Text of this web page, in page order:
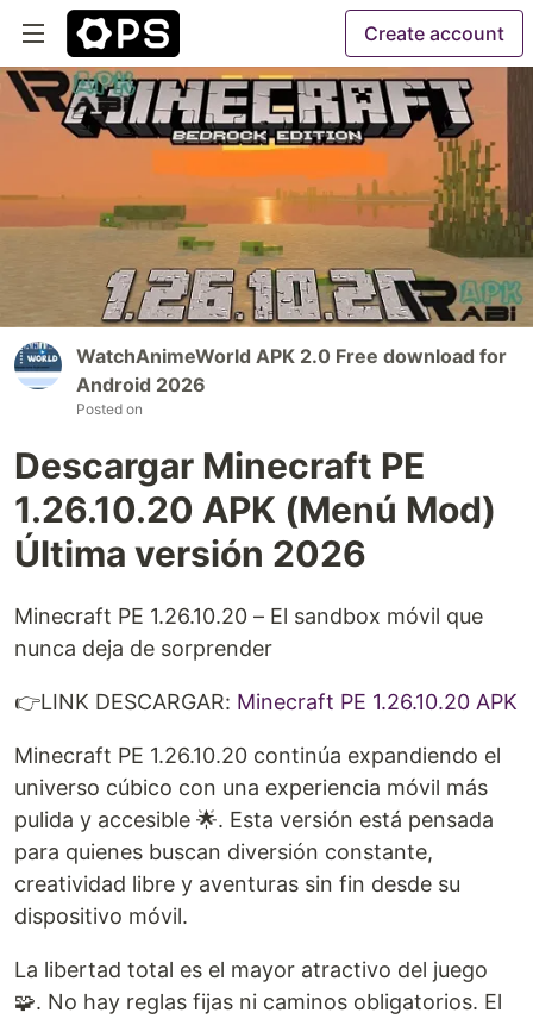
Create account
WatchAnimeWorld APK 2.0 Free download for
Android 2026
Posted on
Descargar Minecraft PE
1.26.10.20 APK (Menú Mod)
Última versión 2026
Minecraft PE 1.26.10.20 – El sandbox móvil que
nunca deja de sorprender
👉LINK DESCARGAR: ⁠ Minecraft PE 1.26.10.20 APK⁠
Minecraft PE 1.26.10.20 continúa expandiendo el
universo cúbico con una experiencia móvil más
pulida y accesible 🌟. Esta versión está pensada
para quienes buscan diversión constante,
creatividad libre y aventuras sin fin desde su
dispositivo móvil.
La libertad total es el mayor atractivo del juego
🧩. No hay reglas fijas ni caminos obligatorios. El